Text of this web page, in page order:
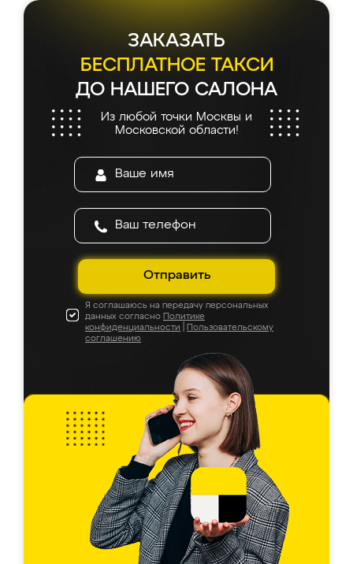
ЗАКАЗАТЬ
БЕСПЛАТНОЕ ТАКСИ
ДО НАШЕГО САЛОНА
Из любой точки Москвы и
Московской области!
Отправить
Я соглашаюсь на передачу персональных
данных согласно Политике
конфиденциальности
Пользовательскому
соглашению